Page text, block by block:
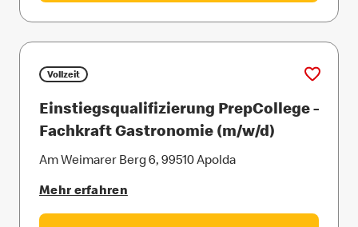
Vollzeit
Einstiegsqualifizierung PrepCollege -
Fachkraft Gastronomie (m/w/d)
Am Weimarer Berg 6, 99510 Apolda
Mehr erfahren